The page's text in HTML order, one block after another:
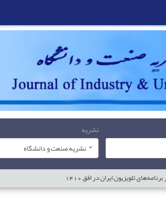
نشریه
نشریه صنعت و دانشگاه
تلویزیون ایران در افق 1410